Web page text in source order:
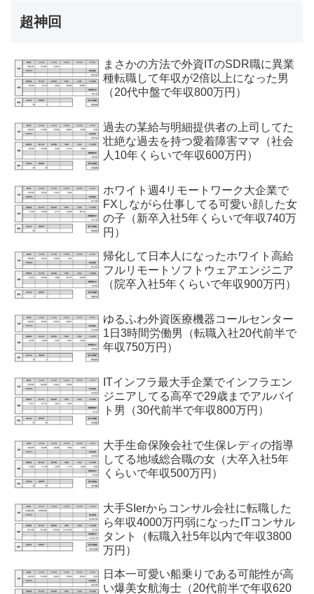
超神回
まさかの方法で外資ITのSDR職に異業
種転職して年収が2倍以上になった男
（20代中盤で年収800万円）
過去の某給与明細提供者の上司してた
壮絶な過去を持つ愛着障害ママ（社会
人10年くらいで年収600万円）
ホワイト週4リモートワーク大企業で
FXしながら仕事してる可愛い顔した女
の子（新卒入社5年くらいで年収740万
円）
帰化して日本人になったホワイト高給
フルリモートソフトウェアエンジニア
（院卒入社5年くらいで年収900万円）
ゆるふわ外資医療機器コールセンター
1日3時間労働男（転職入社20代前半で
年収750万円）
ITインフラ最大手企業でインフラエン
ジニアしてる高卒で29歳までアルバイ
ト男（30代前半で年収800万円）
大手生命保険会社で生保レディの指導
してる地域総合職の女（大卒入社5年
くらいで年収500万円）
大手SIerからコンサル会社に転職した
ら年収4000万円弱になったITコンサル
タント（転職入社5年以内で年収3800
万円）
日本一可愛い船乗りである可能性が高
い爆美女航海士（20代前半で年収620